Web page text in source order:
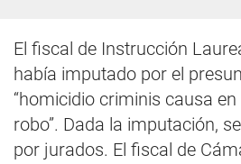
El fiscal de Instrucción
había imputado por el
“homicidio criminis causa
robo”. Dada la imputación,
por jurados. El fiscal de